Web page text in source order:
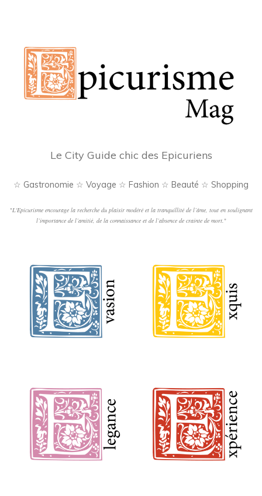
Le City Guide chic des Epicuriens
☆ Gastronomie ☆ Voyage ☆ Fashion ☆ Beauté ☆ Shopping
"L'Epicurisme encourage la recherche du plaisir modéré et la tranquillité de l’âme, tout en soulignant
l’importance de l’amitié, de la connaissance et de l’absence de crainte de mort."